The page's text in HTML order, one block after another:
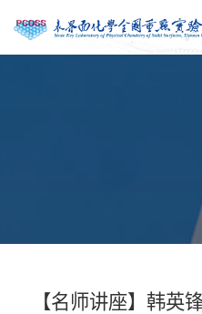
【名师讲座】韩英